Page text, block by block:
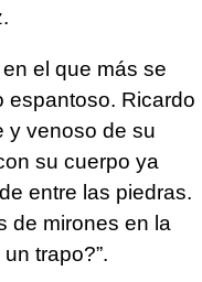
el que más se
espantoso. Ricardo
y venoso de su
su cuerpo ya
entre las piedras.
de mirones en la
trapo?”.